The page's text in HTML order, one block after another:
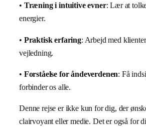
• Træning i intuitive evner: Lær at
energier.
• Praktisk erfaring: Arbejd med
vejledning.
• Forståelse for åndeverdenen: Få
forbinder os alle.
Denne rejse er ikke kun for dig, der
clairvoyant eller medie. Det er også for